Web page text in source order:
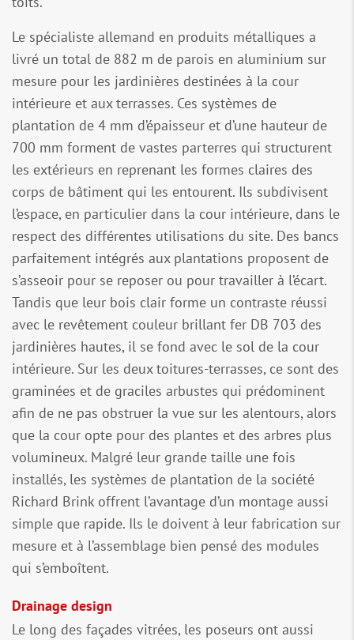
Le spécialiste allemand en produits métalliques a
livré un total de 882 m de parois en aluminium sur
mesure pour les jardinières destinées à la cour
intérieure et aux terrasses. Ces systèmes de
plantation de 4 mm d’épaisseur et d’une hauteur de
700 mm forment de vastes parterres qui structurent
les extérieurs en reprenant les formes claires des
corps de bâtiment qui les entourent. Ils subdivisent
l’espace, en particulier dans la cour intérieure, dans le
respect des différentes utilisations du site. Des bancs
parfaitement intégrés aux plantations proposent de
s’asseoir pour se reposer ou pour travailler à l’écart.
Tandis que leur bois clair forme un contraste réussi
avec le revêtement couleur brillant fer DB 703 des
jardinières hautes, il se fond avec le sol de la cour
intérieure. Sur les deux toitures-terrasses, ce sont des
graminées et de graciles arbustes qui prédominent
afin de ne pas obstruer la vue sur les alentours, alors
que la cour opte pour des plantes et des arbres plus
volumineux. Malgré leur grande taille une fois
installés, les systèmes de plantation de la société
Richard Brink offrent l’avantage d’un montage aussi
simple que rapide. Ils le doivent à leur fabrication sur
mesure et à l’assemblage bien pensé des modules
qui s’emboîtent.
Drainage design
Le long des façades vitrées, les poseurs ont aussi